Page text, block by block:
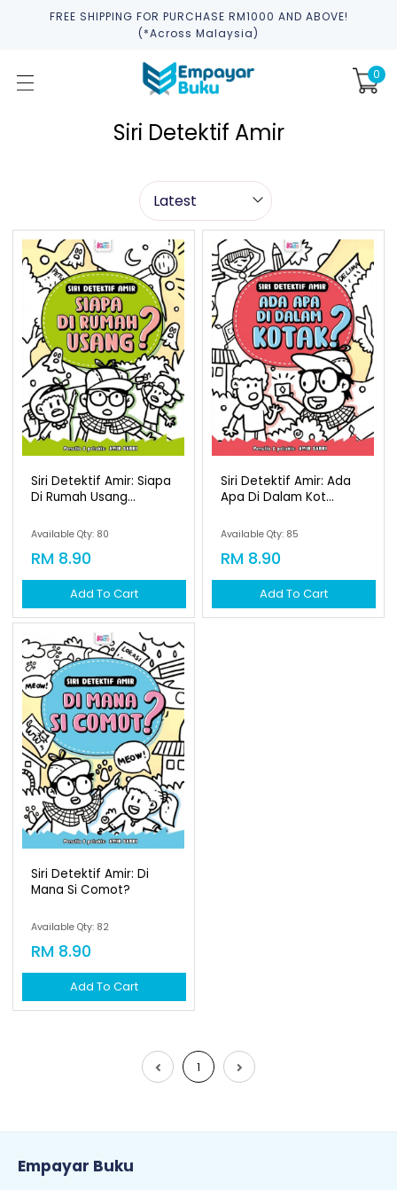
FREE SHIPPING FOR PURCHASE RM1000 AND ABOVE!
(*across Malaysia)
0
Siri Detektif Amir
Siri Detektif Amir: Siapa
Di Rumah Usang...
Available Qty: 80
RM 8.90
Add To Cart
Siri Detektif Amir: Ada
Apa Di Dalam Kot...
Available Qty: 85
RM 8.90
Add To Cart
Siri Detektif Amir: Di
Mana Si Comot?
Available Qty: 82
RM 8.90
Add To Cart
1
Empayar Buku